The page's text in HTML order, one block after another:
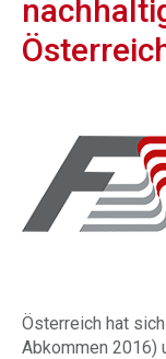
Österreich hat
Abkommen 2016)